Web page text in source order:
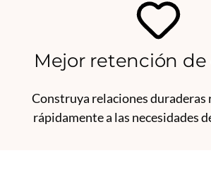
Mejor retención
Construya relaciones duraderas
rápidamente a las necesidades